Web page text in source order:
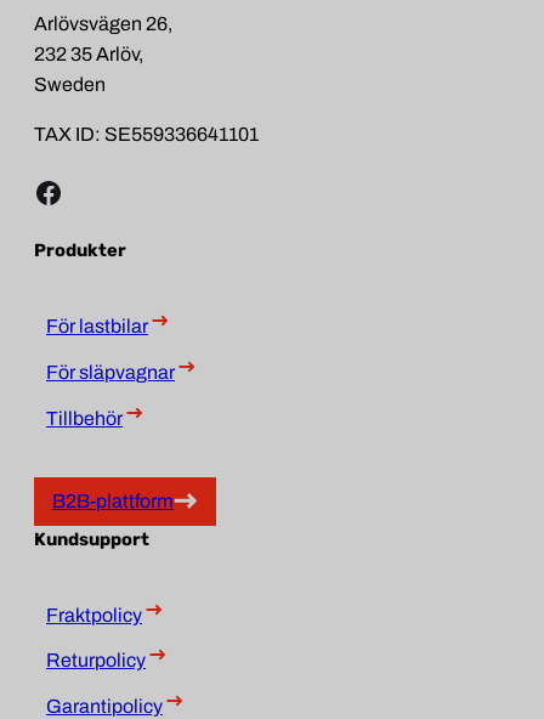
Arlövsvägen 26,
232 35 Arlöv,
Sweden
TAX ID: SE559336641101
Facebook
Produkter
För lastbilar
För släpvagnar
Tillbehör
B2B-plattform
Kundsupport
Fraktpolicy
Returpolicy
Garantipolicy